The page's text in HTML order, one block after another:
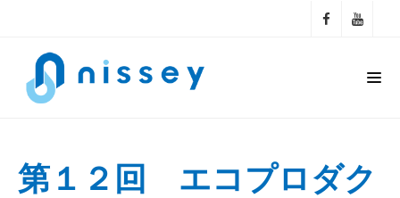
第１２回 エコプロダク